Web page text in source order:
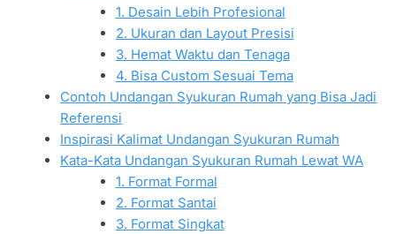
1. Desain Lebih Profesional
2. Ukuran dan Layout Presisi
3. Hemat Waktu dan Tenaga
4. Bisa Custom Sesuai Tema
Contoh Undangan Syukuran Rumah yang Bisa Jadi
Referensi
Inspirasi Kalimat Undangan Syukuran Rumah
Kata-Kata Undangan Syukuran Rumah Lewat WA
1. Format Formal
2. Format Santai
3. Format Singkat